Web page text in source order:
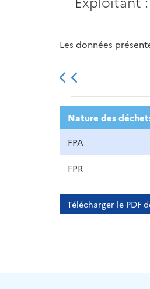
Les données
2013
Nature des
FPA
FPR
Télécharger le PDF